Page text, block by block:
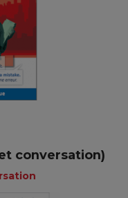
conversation)